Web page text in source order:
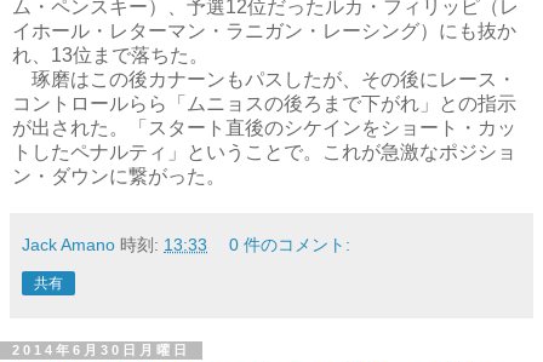
ム・ペンスキー）、予選12位だったルカ・フィリッピ（レ
イホール・レターマン・ラニガン・レーシング）にも抜か
れ、13位まで落ちた。
琢磨はこの後カナーンもパスしたが、その後にレース・
コントロールらら「ムニョスの後ろまで下がれ」との指示
が出された。「スタート直後のシケインをショート・カッ
トしたペナルティ」ということで。これが急激なポジショ
ン・ダウンに繋がった。
Jack Amano 時刻: 13:33 0 件のコメント:
共有
2014年6月30日月曜日